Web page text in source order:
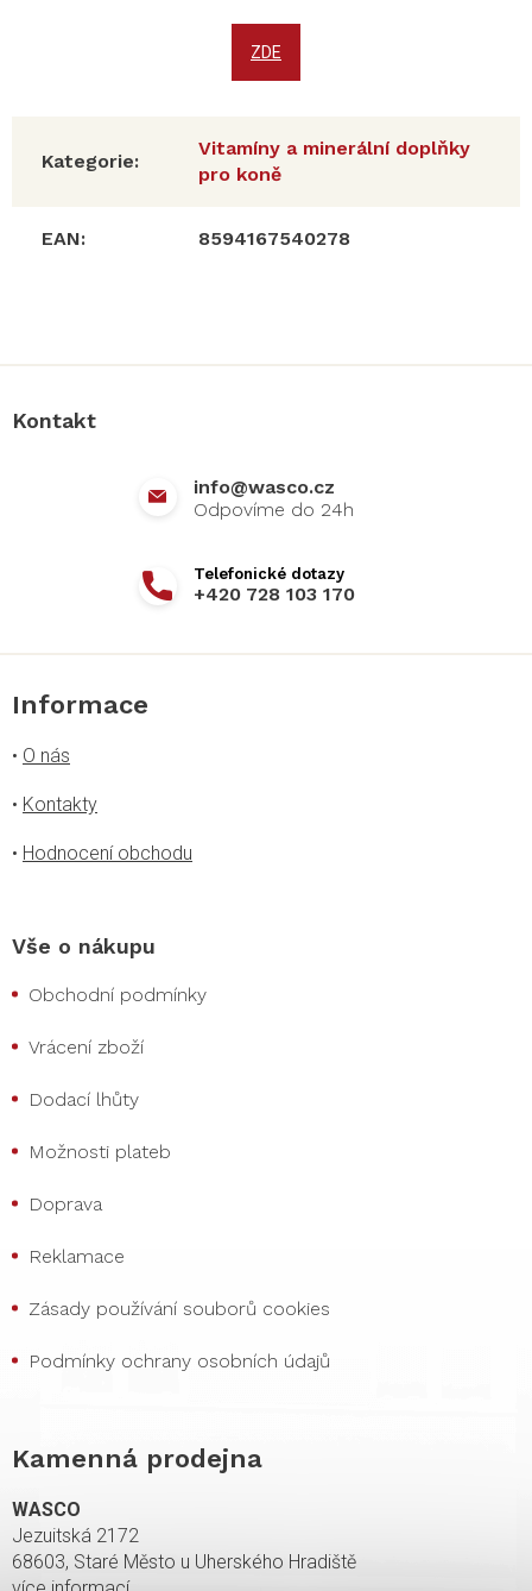
ZDE
Kategorie:
Vitamíny a minerální doplňky
pro koně
EAN: 8594167540278
Kontakt
info@wasco.cz
+420 728 103 170
Informace
• O nás
• Kontakty
• Hodnocení obchodu
Vše o nákupu
Obchodní podmínky
Vrácení zboží
Dodací lhůty
Možnosti plateb
Doprava
Reklamace
Zásady používání souborů cookies
Podmínky ochrany osobních údajů
Kamenná prodejna
WASCO
Jezuitská 2172
68603, Staré Město u Uherského Hradiště